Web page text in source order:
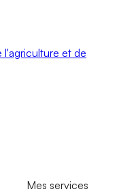
l'agriculture et de
Mes services